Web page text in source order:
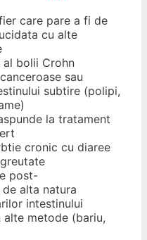
care pare a fi de
cu alte
bolii Crohn
sau
subtire (polipi,
la tratament
cronic cu diaree
post-
alta natura
intestinului
metode (bariu,